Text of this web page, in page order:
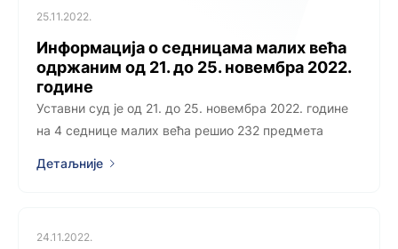
25.11.2022.
Информација о седницама малих већа
одржаним од 21. до 25. новембра 2022.
године
Уставни суд је од 21. до 25. новембра 2022. године
на 4 седнице малих већа решио 232 предмета
Детаљније
24.11.2022.